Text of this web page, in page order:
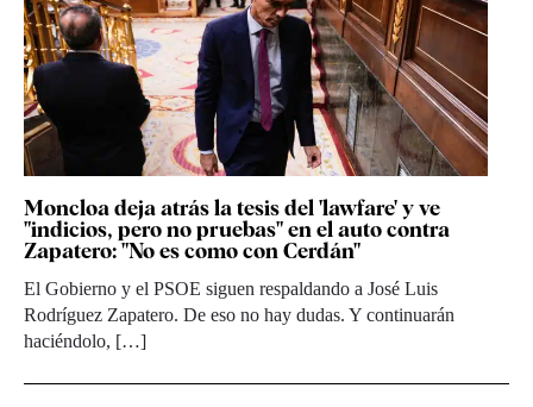
Moncloa deja atrás la tesis del 'lawfare' y ve
"indicios, pero no pruebas" en el auto contra
Zapatero: "No es como con Cerdán"
El Gobierno y el PSOE siguen respaldando a José Luis
Rodríguez Zapatero. De eso no hay dudas. Y continuarán
haciéndolo, […]